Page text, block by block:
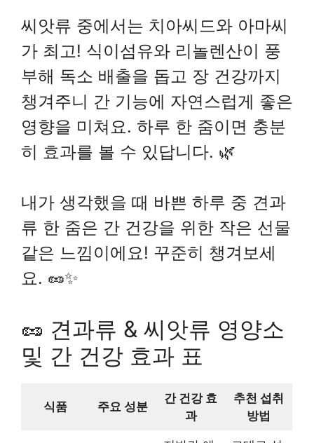
씨앗류 중에서는 치아씨드와 아마씨
가 최고! 식이섬유와 리놀렌산이 풍
부해 독소 배출을 돕고 장 건강까지
챙겨주니 간 기능에 자연스럽게 좋은
영향을 미쳐요. 하루 한 줌이면 충분
히 효과를 볼 수 있답니다. 🌿
내가 생각했을 때 바쁜 하루 중 견과
류 한 줌은 간 건강을 위한 작은 선물
같은 느낌이에요! 꾸준히 챙겨보세
요. 🥜✨
🥜 견과류 & 씨앗류 영양소
및 간 건강 효과 표
식품 주요 성분
간 건강 효
과
추천 섭취
방법